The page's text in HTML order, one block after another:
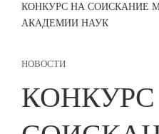
КОНКУРС НА СОИСКАНИЕ
АКАДЕМИИ НАУК
НОВОСТИ